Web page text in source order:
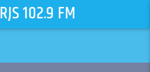
RJS 102.9 FM